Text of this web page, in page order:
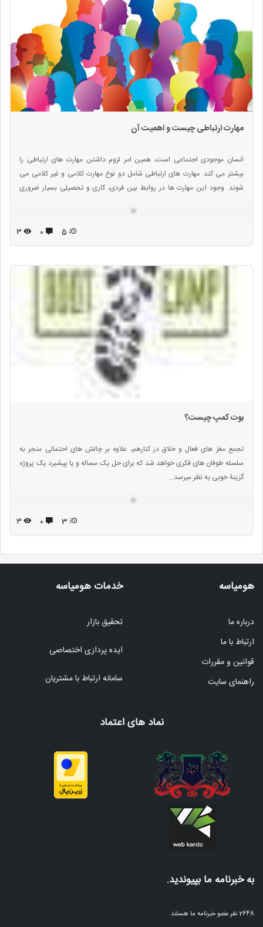
مهارت ارتباطی چیست و اهمیت آن
انسان موجودی اجتماعی است، همین امر لزوم داشتن مهارت های ارتباطی را
بیشتر می کند. مهارت های ارتباطی شامل دو نوع مهارت کلامی و غیر کلامی می
شوند. وجود این مهارت ها در روابط بین فردی، کاری و تحصیلی بسیار ضروری
آن ها را در خود تقویت کرد. عدم برقراری ارتباط موثر با دیگران می تواند به دلایل
مختلفی چون عدم اعتماد به نفس و یا مشکلات دوران کودکی رخ دهد.
5 ۰ ۳
بوت کمپ چیست؟
تجمع مغز های فعال و خلاق در کنارهم، علاوه بر چالش های احتمالی منجر به
سلسله طوفان های فکری خواهد شد که برای حل یک مساله و یا پیشبرد یک پروژه
گزینۀ خوبی به نظر میرسد...
3 ۰ ۳
هومیاسه
درباره ما
ارتباط با ما
قوانین و مقررات
راهنمای سایت
خدمات هومیاسه
تحقیق بازار
ایده پردازی اختصاصی
سامانه ارتباط با مشتریان
نماد های اعتماد
به خبرنامه ما بپیوندید.
2648 نفر عضو خبرنامه ما هستند